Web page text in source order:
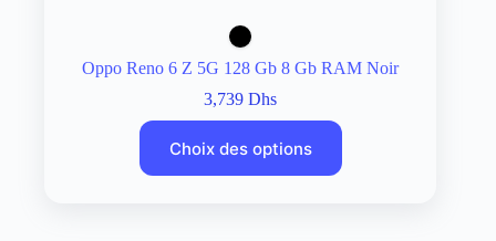
Oppo Reno 6 Z 5G 128 Gb 8 Gb RAM Noir
3,739Dhs
Choix des options